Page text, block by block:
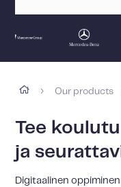
› Our products
Tee
ja
Digitaalinen